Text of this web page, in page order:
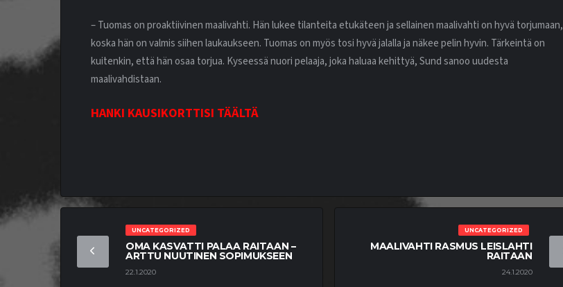
– Tuomas on proaktiivinen maalivahti. Hän lukee tilanteita etukäteen ja sellainen maalivahti on hyvä torjumaan,
koska hän on valmis siihen laukaukseen. Tuomas on myös tosi hyvä jalalla ja näkee pelin hyvin. Tärkeintä on
kuitenkin, että hän osaa torjua. Kyseessä nuori pelaaja, joka haluaa kehittyä, Sund sanoo uudesta
maalivahdistaan.
HANKI KAUSIKORTTISI TÄÄLTÄ
UNCATEGORIZED
OMA KASVATTI PALAA RAITAAN –
ARTTU NUUTINEN SOPIMUKSEEN
22.1.2020
UNCATEGORIZED
MAALIVAHTI RASMUS LEISLAHTI
RAITAAN
24.1.2020